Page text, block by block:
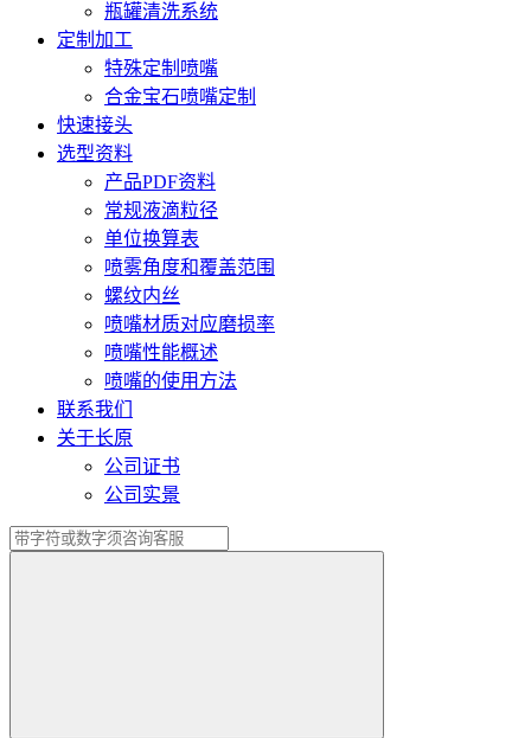
瓶罐清洗系统
定制加工
特殊定制喷嘴
合金宝石喷嘴定制
快速接头
选型资料
产品PDF资料
常规液滴粒径
单位换算表
喷雾角度和覆盖范围
螺纹内丝
喷嘴材质对应磨损率
喷嘴性能概述
喷嘴的使用方法
联系我们
关于长原
公司证书
公司实景